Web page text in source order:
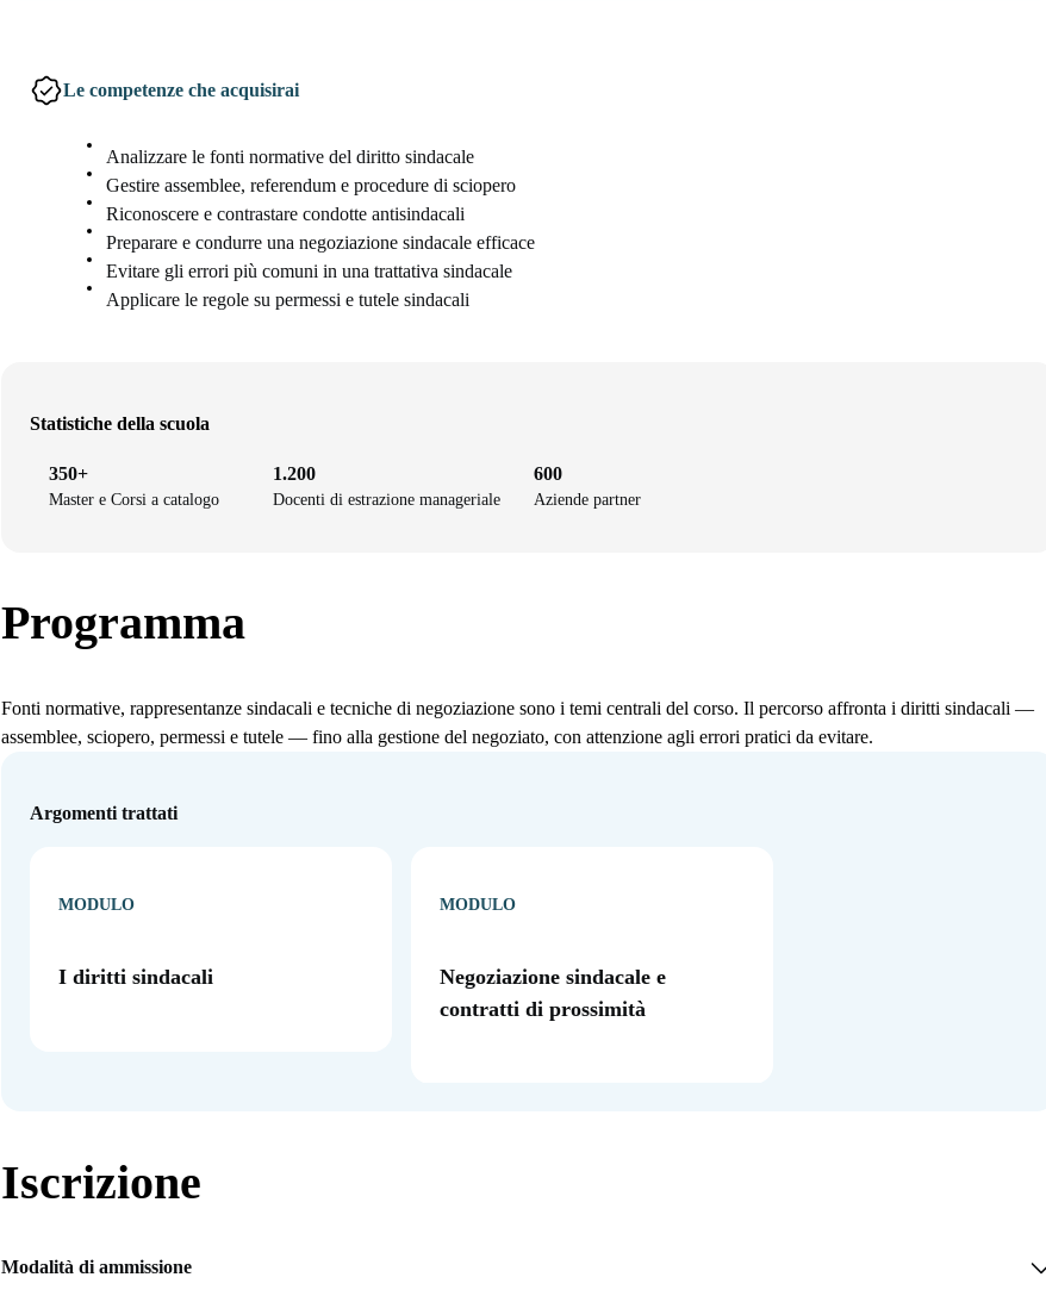
Le competenze che acquisirai
Analizzare le fonti normative del diritto sindacale
Gestire assemblee, referendum e procedure di sciopero
Riconoscere e contrastare condotte antisindacali
Preparare e condurre una negoziazione sindacale efficace
Evitare gli errori più comuni in una trattativa sindacale
Applicare le regole su permessi e tutele sindacali
Statistiche della scuola
350+
Master e Corsi a catalogo
1.200
Docenti di estrazione manageriale
600
Aziende partner
Programma
Fonti normative, rappresentanze sindacali e tecniche di negoziazione sono i temi centrali del corso. Il percorso affronta i diritti sindacali —
assemblee, sciopero, permessi e tutele — fino alla gestione del negoziato, con attenzione agli errori pratici da evitare.
Argomenti trattati
MODULO
I diritti sindacali
MODULO
Negoziazione sindacale e
contratti di prossimità
Iscrizione
Modalità di ammissione